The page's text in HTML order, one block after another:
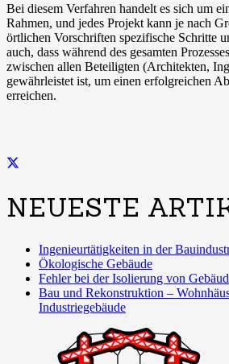
Bei diesem Verfahren handelt es sich um
Rahmen, und jedes Projekt kann je nach
örtlichen Vorschriften spezifische Schritte
auch, dass während des gesamten
zwischen allen Beteiligten (Architekten,
gewährleistet ist, um einen erfolgreichen
erreichen.
NEUESTE
Ingenieurtätigkeiten in der
Ökologische Gebäude
Fehler bei der Isolierung von
Bau und Rekonstruktion –
Industriegebäude